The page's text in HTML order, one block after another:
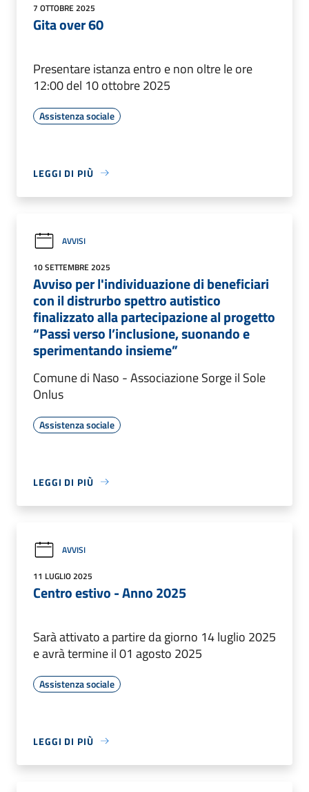
7 OTTOBRE 2025
Gita over 60
Presentare istanza entro e non oltre le ore
12:00 del 10 ottobre 2025
Assistenza sociale
LEGGI DI PIÙ
AVVISI
10 SETTEMBRE 2025
Avviso per l'individuazione di beneficiari
con il distrurbo spettro autistico
finalizzato alla partecipazione al progetto
“Passi verso l’inclusione, suonando e
sperimentando insieme”
Comune di Naso - Associazione Sorge il Sole
Onlus
Assistenza sociale
LEGGI DI PIÙ
AVVISI
11 LUGLIO 2025
Centro estivo - Anno 2025
Sarà attivato a partire da giorno 14 luglio 2025
e avrà termine il 01 agosto 2025
Assistenza sociale
LEGGI DI PIÙ